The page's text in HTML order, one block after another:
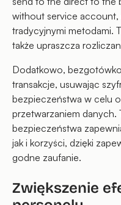
without service account,
tradycyjnymi metodami.
także upraszcza
Dodatkowo,
transakcje, usuwając
bezpieczeństwa w celu
przetwarzaniem danych.
bezpieczeństwa
jak i korzyści, dzięki
godne zaufanie.
Zwiększenie